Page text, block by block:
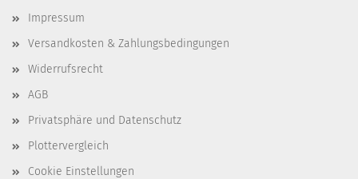
Impressum
Versandkosten & Zahlungsbedingungen
Widerrufsrecht
AGB
Privatsphäre und Datenschutz
Plottervergleich
Cookie Einstellungen